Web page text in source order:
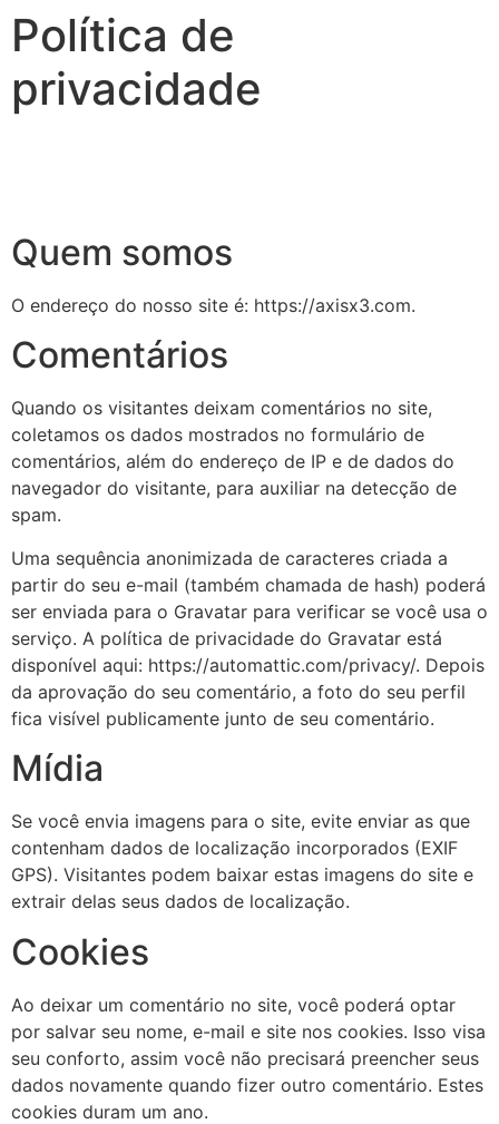
Política de
privacidade
Quem somos
O endereço do nosso site é: https://axisx3.com.
Comentários
Quando os visitantes deixam comentários no site,
coletamos os dados mostrados no formulário de
comentários, além do endereço de IP e de dados do
navegador do visitante, para auxiliar na detecção de
spam.
Uma sequência anonimizada de caracteres criada a
partir do seu e-mail (também chamada de hash) poderá
ser enviada para o Gravatar para verificar se você usa o
serviço. A política de privacidade do Gravatar está
disponível aqui: https://automattic.com/privacy/. Depois
da aprovação do seu comentário, a foto do seu perfil
fica visível publicamente junto de seu comentário.
Mídia
Se você envia imagens para o site, evite enviar as que
contenham dados de localização incorporados (EXIF
GPS). Visitantes podem baixar estas imagens do site e
extrair delas seus dados de localização.
Cookies
Ao deixar um comentário no site, você poderá optar
por salvar seu nome, e-mail e site nos cookies. Isso visa
seu conforto, assim você não precisará preencher seus
dados novamente quando fizer outro comentário. Estes
cookies duram um ano.